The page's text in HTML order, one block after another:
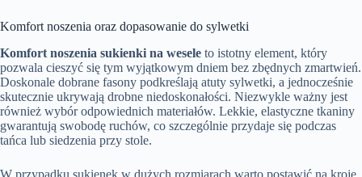
Komfort noszenia oraz dopasowanie do sylwetki
Komfort noszenia sukienki na wesele to istotny element, który
pozwala cieszyć się tym wyjątkowym dniem bez zbędnych zmartwień.
Doskonale dobrane fasony podkreślają atuty sylwetki, a jednocześnie
skutecznie ukrywają drobne niedoskonałości. Niezwykle ważny jest
również wybór odpowiednich materiałów. Lekkie, elastyczne tkaniny
gwarantują swobodę ruchów, co szczególnie przydaje się podczas
tańca lub siedzenia przy stole.
W przypadku sukienek w dużych rozmiarach warto postawić na kroje,